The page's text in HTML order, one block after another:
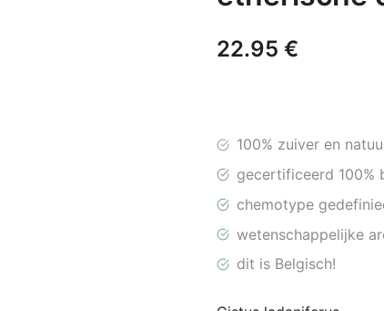
22.95 €
100% zuiver en
gecertificeerd 100%
chemotype
wetenschappelijke
dit is Belgisch!